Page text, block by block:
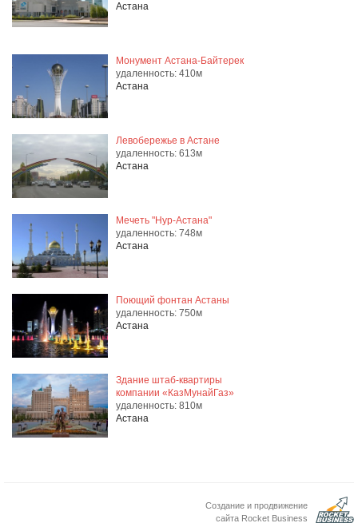
Астана
Монумент Астана-Байтерек
удаленность: 410м
Астана
Левобережье в Астане
удаленность: 613м
Астана
Мечеть "Нур-Астана"
удаленность: 748м
Астана
Поющий фонтан Астаны
удаленность: 750м
Астана
Здание штаб-квартиры
компании «КазМунайГаз»
удаленность: 810м
Астана
Создание и продвижение
сайта Rocket Business